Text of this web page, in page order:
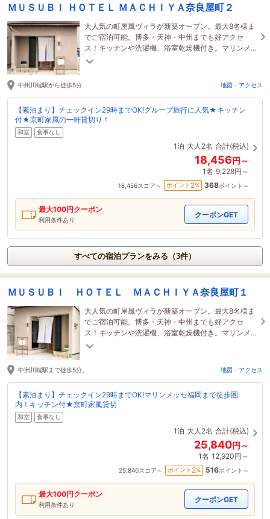
ＭＵＳＵＢＩ ＨＯＴＥＬ ＭＡＣＨＩＹＡ奈良屋町２
大人気の町屋風ヴィラが新築オープン。最大8名様ま
でご宿泊可能。博多・天神・中州までも好アクセ
ス！キッチンや洗濯機、浴室乾燥機付き。マリンメ
ッセ福岡まで徒歩16分。博多座まで徒歩6分。
中州川端駅から徒歩5分 地図・アクセス
【素泊まり】チェックイン29時までOK!グループ旅行に人気★キッチン
付★京町家風の一軒貸切り！
和室 食事なし
1泊 大人2名 合計(税込)
18,456円～
1名 9,228円～
18,456スコア～ ポイント 2% 368ポイント～
最大100円クーポン
利用条件あり
クーポンGET
すべての宿泊プランをみる（3件）
ＭＵＳＵＢＩ ＨＯＴＥＬ ＭＡＣＨＩＹＡ奈良屋町１
大人気の町屋風ヴィラが新築オープン。最大8名様ま
でご宿泊可能。博多・天神・中州までも好アクセ
ス！キッチンや洗濯機、浴室乾燥機付き。マリンメ
ッセ福岡まで徒歩16分。博多座まで徒歩6分。
中洲川端駅まで徒歩5分。 地図・アクセス
【素泊まり】チェックイン29時までOK!マリンメッセ福岡まで徒歩圏
内！キッチン付★京町家風貸切
和室 食事なし
1泊 大人2名 合計(税込)
25,840円～
1名 12,920円～
25,840スコア～ ポイント 2% 516ポイント～
最大100円クーポン
利用条件あり
クーポンGET